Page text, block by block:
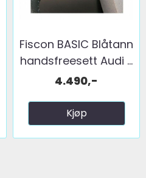
Fiscon BASIC Blåtann
handsfreesett Audi ...
4.490,-
Kjøp